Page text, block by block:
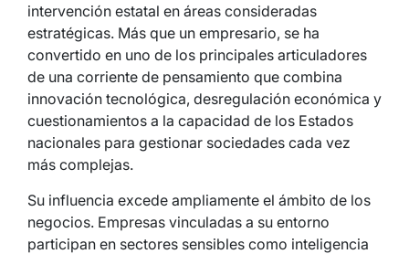
intervención estatal en áreas consideradas
estratégicas. Más que un empresario, se ha
convertido en uno de los principales articuladores
de una corriente de pensamiento que combina
innovación tecnológica, desregulación económica y
cuestionamientos a la capacidad de los Estados
nacionales para gestionar sociedades cada vez
más complejas.
Su influencia excede ampliamente el ámbito de los
negocios. Empresas vinculadas a su entorno
participan en sectores sensibles como inteligencia